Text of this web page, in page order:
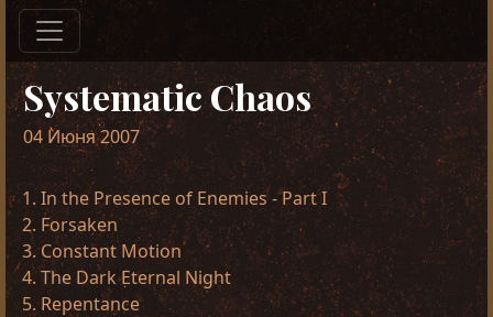
Systematic Chaos
04 Июня 2007
In the Presence of Enemies - Part I
Forsaken
Constant Motion
The Dark Eternal Night
Repentance